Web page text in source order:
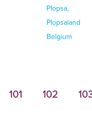
Plopsa,
Plopsaland
Belgium
101 102